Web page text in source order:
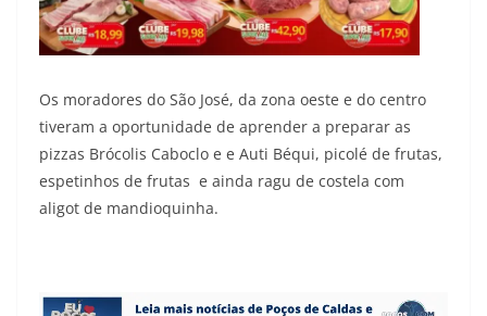
Os moradores do São José, da zona oeste e do centro
tiveram a oportunidade de aprender a preparar as
pizzas Brócolis Caboclo e e Auti Béqui, picolé de frutas,
espetinhos de frutas e ainda ragu de costela com
aligot de mandioquinha.